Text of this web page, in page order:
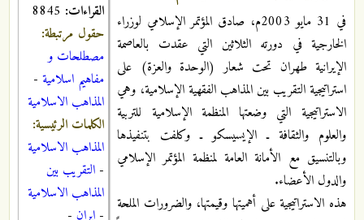
القراءات:
حقول مرتبطة:
مصطلحات و
مفاهيم اسلامية -
المذاهب الاسلامية
الكلمات الرئيسية:
المذاهب الاسلامية
- التقريب بين
المذاهب الاسلامية
في 31 مايو 2003م، صادق المؤتمر الإسلامي لوزراء
الخارجية في دورته الثلاثين التي عقدت بالعاصمة
الإيرانية طهران تحت شعار (الوحدة والعزة) على
استراتيجية التقريب بين المذاهب الفقهية الإسلامية، وهي
الاستراتيجية التي وضعتها المنظمة الإسلامية للتربية
والعلوم والثقافة ـ الإيسيسكو ـ وكلفت بتنفيذها
وبالتنسيق مع الأمانة العامة لمنظمة المؤتمر الإسلامي
والدول الأعضاء.
هذه الاستراتيجية على أهميتها وقيمتها، والضرورات الملحة